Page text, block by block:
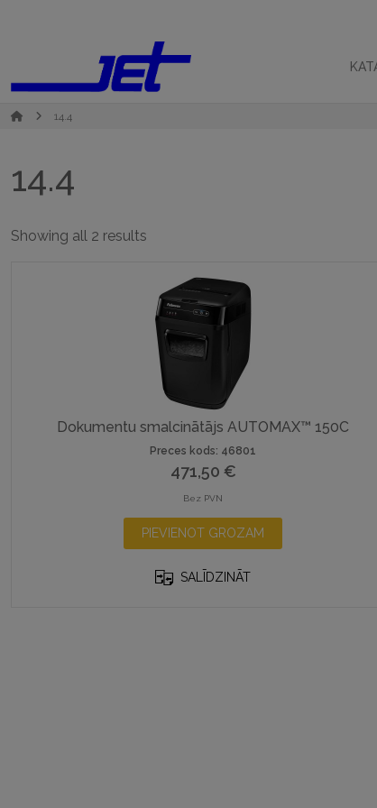
14.4
14.4
Showing all 2 results
popularity
Dokumentu smalcinātājs AUTOMAX™ 150C
Preces kods: 46801
471,50 €
Bez PVN
PIEVIENOT GROZAM
SALĪDZINĀT